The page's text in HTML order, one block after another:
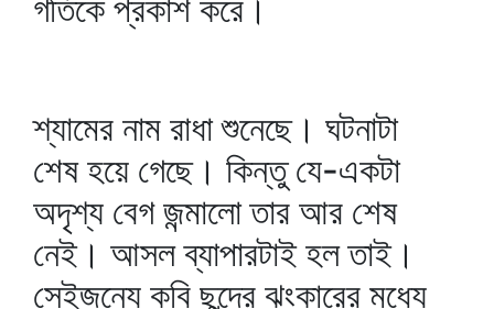
গতিকে প্রকাশ করে।
শ্যামের নাম রাধা শুনেছে। ঘটনাটা
শেষ হয়ে গেছে। কিন্তু যে-একটা
অদৃশ্য বেগ জন্মালো তার আর শেষ
নেই। আসল ব্যাপারটাই হল তাই।
সেইজন্যে কবি ছন্দের ঝংকারের মধ্যে